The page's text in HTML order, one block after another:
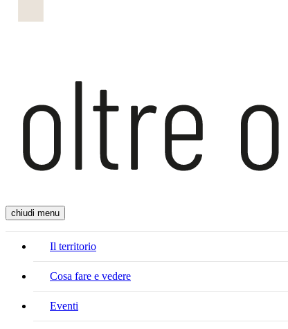
chiudi menu
Il territorio
Cosa fare e vedere
Eventi